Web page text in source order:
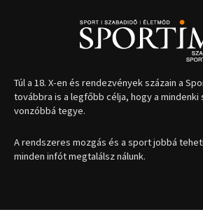
Túl a 18. X-en és rendezvények százain a
továbbra is a legfőbb célja, hogy a mindenki
vonzóbbá tegye.
A rendszeres mozgás és a sport jobbá
minden infót megtalálsz nálunk.